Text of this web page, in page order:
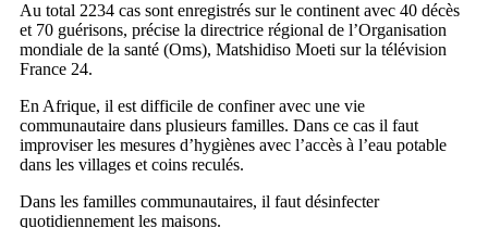
Au total 2234 cas sont enregistrés sur le continent avec 40 décès
et 70 guérisons, précise la directrice régional de l’Organisation
mondiale de la santé (Oms), Matshidiso Moeti sur la télévision
France 24.
En Afrique, il est difficile de confiner avec une vie
communautaire dans plusieurs familles. Dans ce cas il faut
improviser les mesures d’hygiènes avec l’accès à l’eau potable
dans les villages et coins reculés.
Dans les familles communautaires, il faut désinfecter
quotidiennement les maisons.